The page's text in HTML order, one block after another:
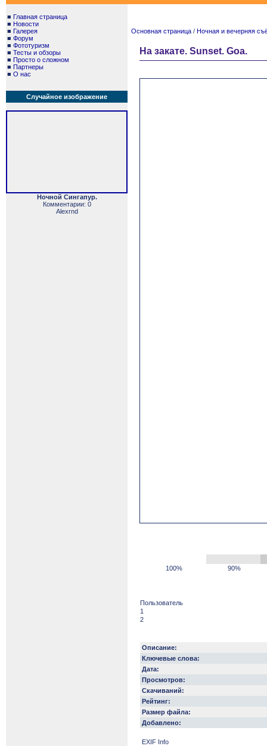
■ Главная страница
■ Новости
■ Галерея
■ Форум
■ Фототуризм
■ Тесты и обзоры
■ Просто о сложном
■ Партнеры
■ О нас
Случайное изображение
Ночной Сингапур.
Комментарии: 0
Alexrnd
Основная страница / Ночная и вечерняя
На закате. Sunset. Goa.
100% 90%
Пользователь
1
2
Описание:
Ключевые слова:
Дата:
Просмотров:
Скачиваний:
Рейтинг:
Размер файла:
Добавлено:
EXIF Info